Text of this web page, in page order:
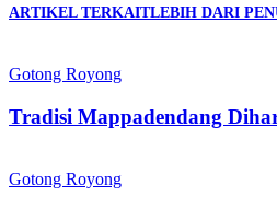
ARTIKEL TERKAITLEBIH DARI
Gotong Royong
Tradisi Mappadendang
Gotong Royong